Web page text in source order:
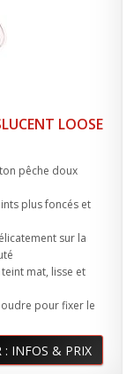
LOOSE
pêche doux
plus foncés et
sur la
mat, lisse et
pour fixer le
: INFOS & PRIX